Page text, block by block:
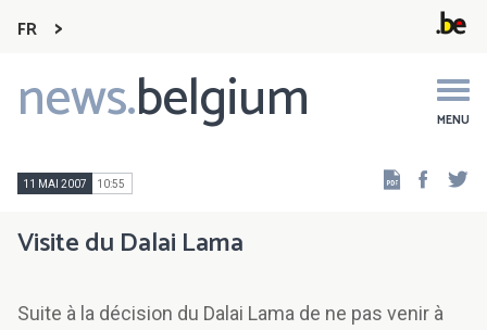
FR
news.belgium MENU
Main
navigation
11 MAI 2007 10:55
Visite du Dalai Lama
Suite à la décision du Dalai Lama de ne pas venir à